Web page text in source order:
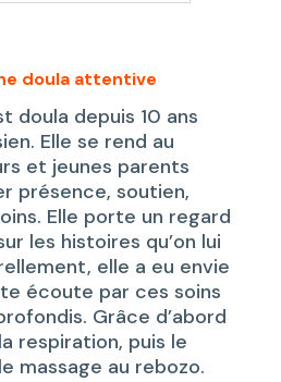
doula attentive
doula depuis 10 ans
Elle se rend au
et jeunes parents
présence, soutien,
Elle porte un regard
les histoires qu’on lui
elle a eu envie
écoute par ces soins
Grâce d’abord
respiration, puis le
massage au rebozo.